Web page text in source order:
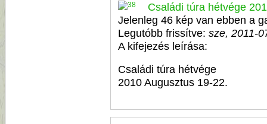
Családi túra hétvége
Jelenleg 46 kép van ebben a
Legutóbb frissítve: sze, 2011-
A kifejezés leírása:
Családi túra hétvége
2010 Augusztus 19-22.